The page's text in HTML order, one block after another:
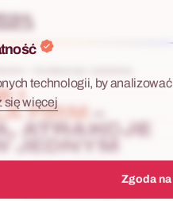
technologii, by
się więcej
Zgoda
I
FIRM
ATRAKCJE
JEDNYM
tylko sala, projektor i